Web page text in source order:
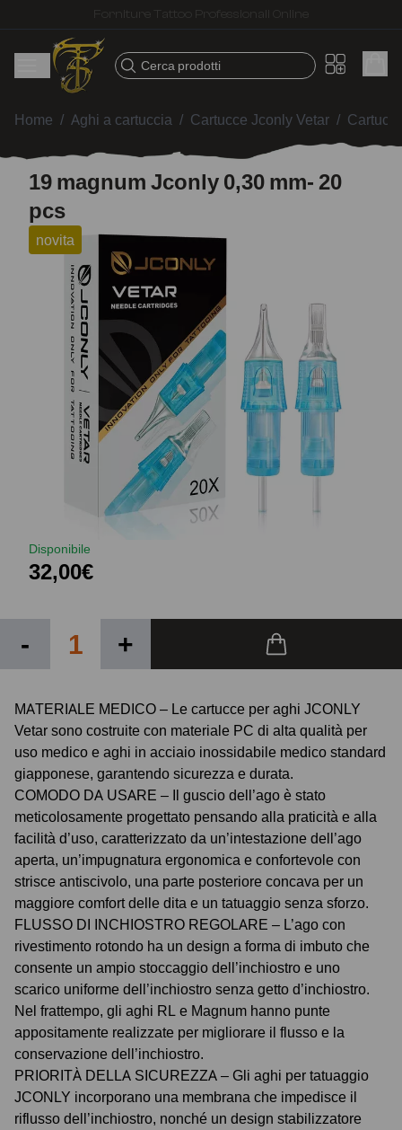
Cerca prodotti
Home / Aghi a cartuccia / Cartucce Jconly Vetar /
19 magnum Jconly 0,30 mm- 20
pcs
novita
Disponibile
32,00€
- +
MATERIALE MEDICO – Le cartucce per aghi JCONLY
Vetar sono costruite con materiale PC di alta qualità per
uso medico e aghi in acciaio inossidabile medico standard
giapponese, garantendo sicurezza e durata.
COMODO DA USARE – Il guscio dell’ago è stato
meticolosamente progettato pensando alla praticità e alla
facilità d’uso, caratterizzato da un’intestazione dell’ago
aperta, un’impugnatura ergonomica e confortevole con
strisce antiscivolo, una parte posteriore concava per un
maggiore comfort delle dita e un tatuaggio senza sforzo.
FLUSSO DI INCHIOSTRO REGOLARE – L’ago con
rivestimento rotondo ha un design a forma di imbuto che
consente un ampio stoccaggio dell’inchiostro e uno
scarico uniforme dell’inchiostro senza getto d’inchiostro.
Nel frattempo, gli aghi RL e Magnum hanno punte
appositamente realizzate per migliorare il flusso e la
conservazione dell’inchiostro.
PRIORITÀ DELLA SICUREZZA – Gli aghi per tatuaggio
JCONLY incorporano una membrana che impedisce il
riflusso dell’inchiostro, nonché un design stabilizzatore